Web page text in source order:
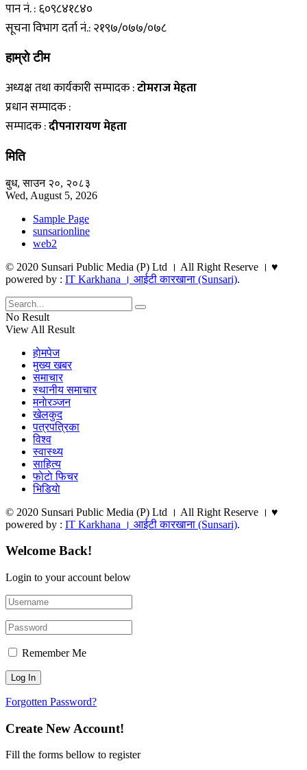
पान नं. : ६०९८४१८४०
सूचना विभाग दर्ता नं.: २१९७/०७७/०७८
हाम्राे टीम
अध्यक्ष तथा कार्यकारी सम्पादक :टाेमराज मेहता
प्रधान सम्पादक :
सम्पादक :दीपनारायण मेहता
मिति
बुध, साउन २०, २०८३
Wed, August 5, 2026
Sample Page
sunsarionline
web2
© 2020 Sunsari Public Media (P) Ltd । All Right Reserve । ♥
powered by : IT Karkhana । आईटी कारखाना (Sunsari).
No Result
View All Result
हाेमपेज
मुख्य खबर
समाचार
स्थानीय समाचार
मनाेरञ्जन
खेलकुद
पत्रपत्रिका
विश्व
स्वास्थ्य
साहित्य
फाेटाे फिचर
भिडियाे
© 2020 Sunsari Public Media (P) Ltd । All Right Reserve । ♥
powered by : IT Karkhana । आईटी कारखाना (Sunsari).
Welcome Back!
Login to your account below
Remember Me
Forgotten Password?
Create New Account!
Fill the forms bellow to register